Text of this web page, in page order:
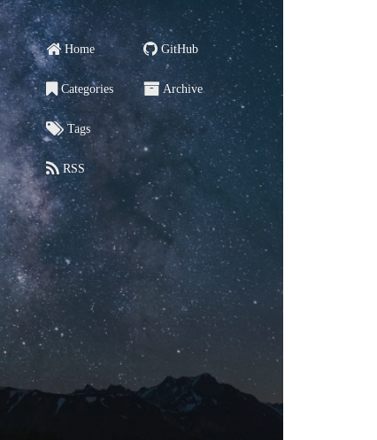
Home
Categories
Tags
RSS
GitHub
Archive